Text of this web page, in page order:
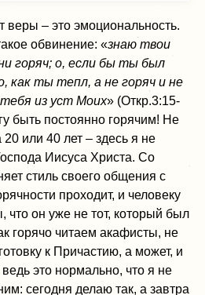
– это эмоциональность.
обвинение: «знаю твои
горяч; о, если бы ты был
как ты тепл, а не горяч и не
из уст Моих» (Откр.3:15-
быть постоянно горячим! Не
или 40 лет – здесь я не
Иисуса Христа. Со
стиль своего общения с
проходит, и человеку
что он уже не тот, который был
горячо читаем акафисты, не
к Причастию, а может, и
это нормально, что я не
сегодня делаю так, а завтра